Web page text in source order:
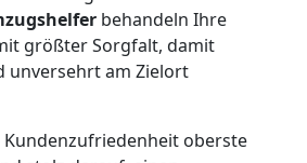
behandeln Ihre
größter Sorgfalt, damit
unversehrt am Zielort
Kundenzufriedenheit oberste